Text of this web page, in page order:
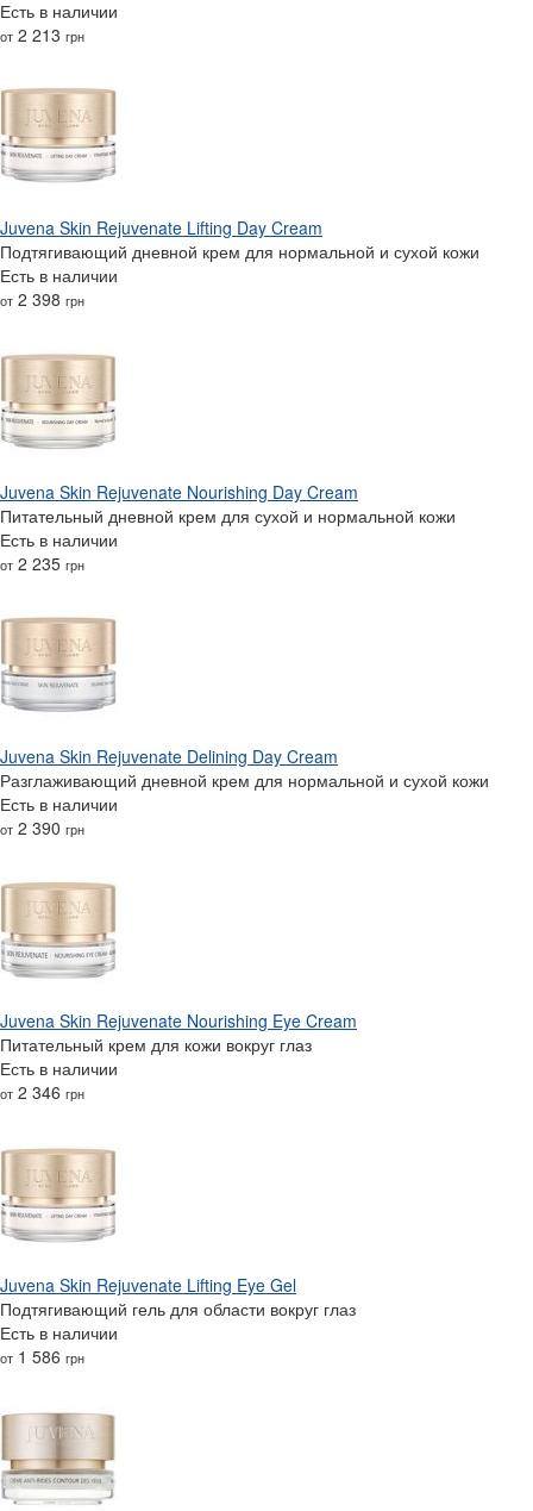
Есть в наличии
от 2 213 грн
Juvena Skin Rejuvenate Lifting Day Cream
Подтягивающий дневной крем для нормальной и сухой кожи
Есть в наличии
от 2 398 грн
Juvena Skin Rejuvenate Nourishing Day Cream
Питательный дневной крем для сухой и нормальной кожи
Есть в наличии
от 2 235 грн
Juvena Skin Rejuvenate Delining Day Cream
Разглаживающий дневной крем для нормальной и сухой кожи
Есть в наличии
от 2 390 грн
Juvena Skin Rejuvenate Nourishing Eye Cream
Питательный крем для кожи вокруг глаз
Есть в наличии
от 2 346 грн
Juvena Skin Rejuvenate Lifting Eye Gel
Подтягивающий гель для области вокруг глаз
Есть в наличии
от 1 586 грн